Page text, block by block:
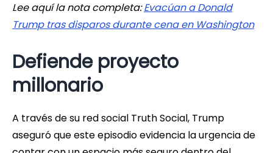
Lee aquí la nota completa:Evacúan a Donald
Trump tras disparos durante cena en Washington
Defiende proyecto
millonario
A través de su red social Truth Social, Trump
aseguró que este episodio evidencia la urgencia de